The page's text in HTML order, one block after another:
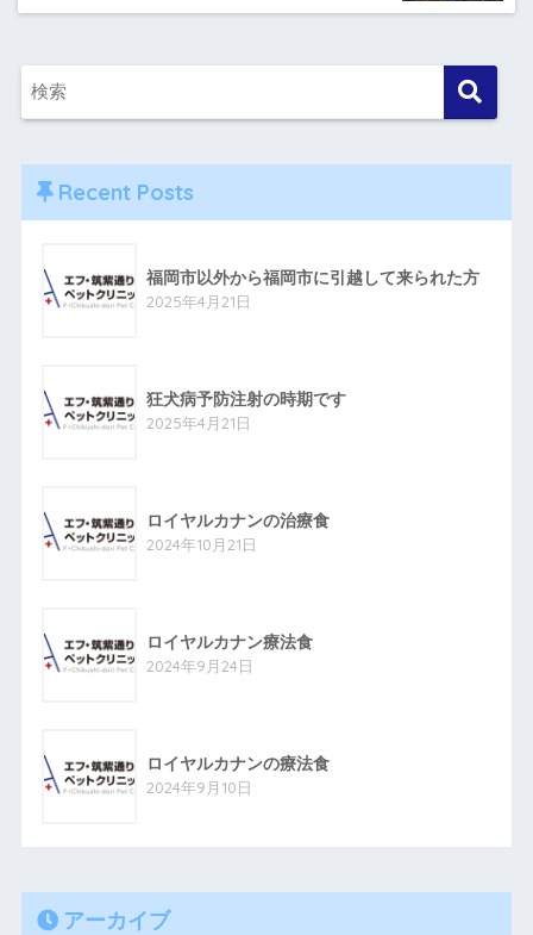
Recent Posts
福岡市以外から福岡市に引越して来られた方
2025年4月21日
狂犬病予防注射の時期です
2025年4月21日
ロイヤルカナンの治療食
2024年10月21日
ロイヤルカナン療法食
2024年9月24日
ロイヤルカナンの療法食
2024年9月10日
アーカイブ